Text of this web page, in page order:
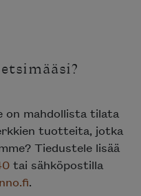
on mahdollista tilata
tuotteita, jotka
Tiedustele lisää
tai sähköpostilla
.